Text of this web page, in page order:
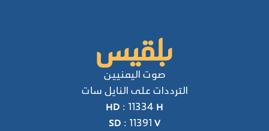
صوت اليمنيين
الترددات على النايل سات
HD : 11334 H
SD : 11391 V